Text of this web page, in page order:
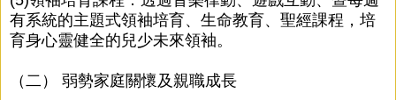
有系統的主題式領袖培育、生命教育、聖經課程，培
育身心靈健全的兒少未來領袖。
（二） 弱勢家庭關懷及親職成長